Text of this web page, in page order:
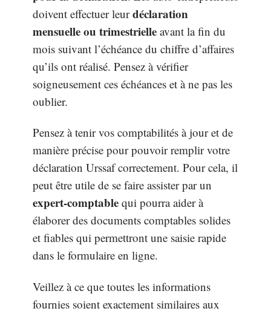
doivent effectuer leurdéclaration
mensuelle ou trimestrielle avant la fin du
mois suivant l’échéance du chiffre d’affaires
qu’ils ont réalisé. Pensez à vérifier
soigneusement ces échéances et à ne pas les
oublier.
Pensez à tenir vos comptabilités à jour et de
manière précise pour pouvoir remplir votre
déclaration Urssaf correctement. Pour cela, il
peut être utile de se faire assister par un
expert-comptable qui pourra aider à
élaborer des documents comptables solides
et fiables qui permettront une saisie rapide
dans le formulaire en ligne.
Veillez à ce que toutes les informations
fournies soient exactement similaires aux